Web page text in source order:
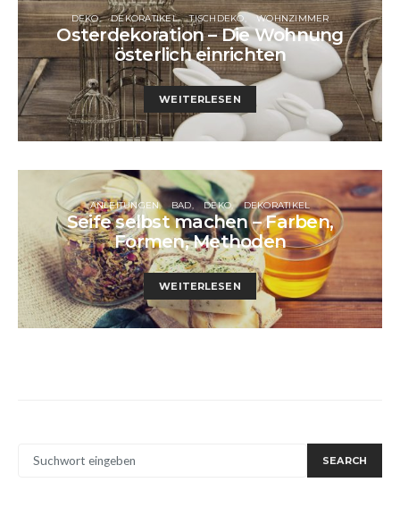
DEKO DEKORATIKEL TISCHDEKO WOHNZIMMER
Osterdekoration – Die Wohnung
österlich einrichten
WEITERLESEN
ANLEITUNGEN BAD DEKO DEKORATIKEL
Seife selbst machen – Farben,
Formen, Methoden
WEITERLESEN
NACH:
SEARCH